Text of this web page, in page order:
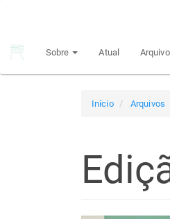
principal
Sobre Atual
Início Arquivos